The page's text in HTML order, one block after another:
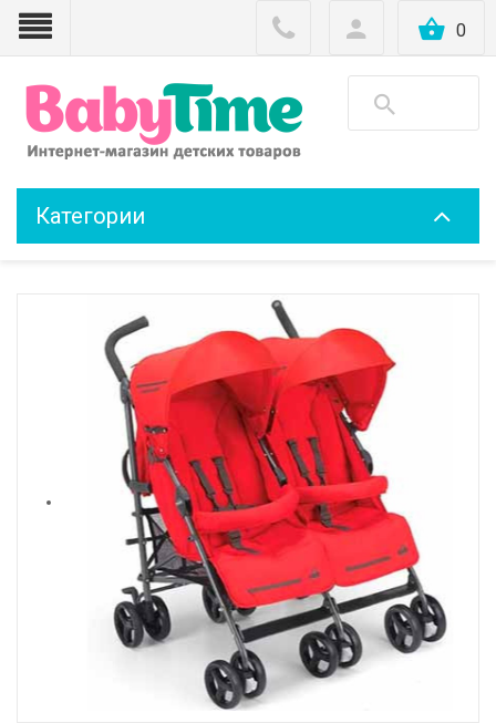
0
Категории